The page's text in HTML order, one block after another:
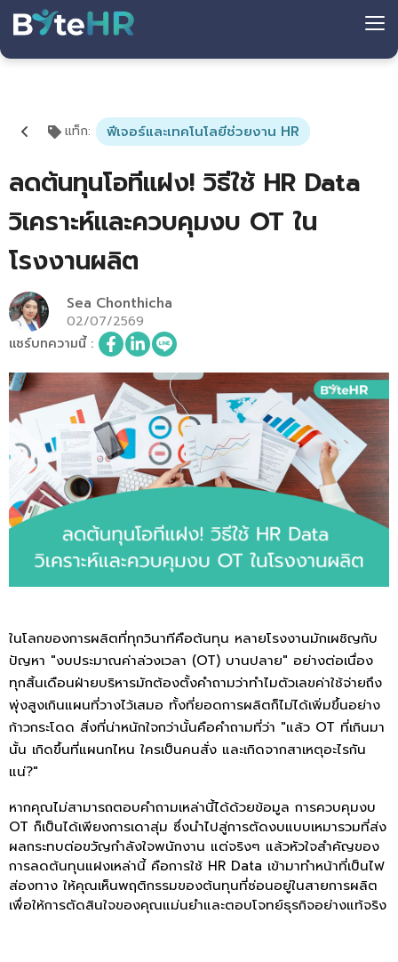
แท็ก: ฟีเจอร์และเทคโนโลยีช่วยงาน HR
ลดต้นทุนโอทีแฝง! วิธีใช้ HR Data
วิเคราะห์และควบคุมงบ OT ใน
โรงงานผลิต
Sea Chonthicha
02/07/2569
แชร์บทความนี้:
ในโลกของการผลิตที่ทุกวินาทีคือต้นทุน หลายโรงงานมักเผชิญกับ
ปัญหา "งบประมาณค่าล่วงเวลา (OT) บานปลาย" อย่างต่อเนื่อง
ทุกสิ้นเดือนฝ่ายบริหารมักต้องตั้งคำถามว่าทำไมตัวเลขค่าใช้จ่ายถึง
พุ่งสูงเกินแผนที่วางไว้เสมอ ทั้งที่ยอดการผลิตก็ไม่ได้เพิ่มขึ้นอย่าง
ก้าวกระโดด สิ่งที่น่าหนักใจกว่านั้นคือคำถามที่ว่า "แล้ว OT ที่เกินมา
นั้น เกิดขึ้นที่แผนกไหน ใครเป็นคนสั่ง และเกิดจากสาเหตุอะไรกัน
แน่?"
หากคุณไม่สามารถตอบคำถามเหล่านี้ได้ด้วยข้อมูล การควบคุมงบ
OT ก็เป็นได้เพียงการเดาสุ่ม ซึ่งนำไปสู่การตัดงบแบบเหมารวมที่ส่ง
ผลกระทบต่อขวัญกำลังใจพนักงาน แต่จริงๆ แล้วหัวใจสำคัญของ
การลดต้นทุนแฝงเหล่านี้ คือการใช้ HR Data เข้ามาทำหน้าที่เป็นไฟ
ส่องทาง ให้คุณเห็นพฤติกรรมของต้นทุนที่ซ่อนอยู่ในสายการผลิต
เพื่อให้การตัดสินใจของคุณแม่นยำและตอบโจทย์ธุรกิจอย่างแท้จริง